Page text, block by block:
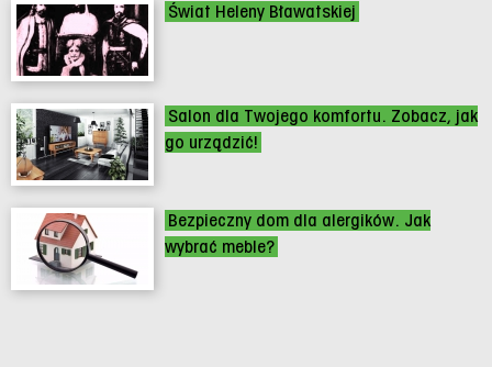
Świat Heleny Bławatskiej
Salon dla Twojego komfortu. Zobacz, jak
go urządzić!
Bezpieczny dom dla alergików. Jak
wybrać meble?